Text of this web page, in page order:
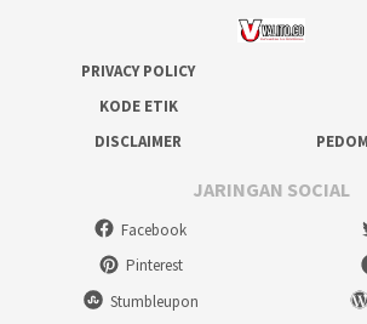
PRIVACY POLICY
KODE ETIK
DISCLAIMER
JARINGAN SOCIAL
Facebook
Pinterest
Stumbleupon